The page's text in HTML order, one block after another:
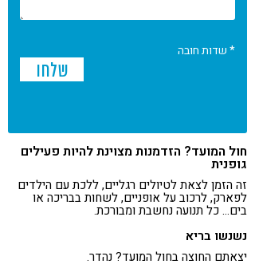
* שדות חובה
חול המועד? הזדמנות מצוינת להיות פעילים
גופנית
זה הזמן לצאת לטיולים רגליים, ללכת עם הילדים
לפארק, לרכוב על אופניים, לשחות בבריכה או
בים… כל תנועה נחשבת ומבורכת.
נשנשו בריא
יצאתם החוצה בחול המועד? נהדר.